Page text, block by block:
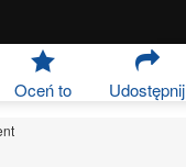
Oceń to Udostępnij